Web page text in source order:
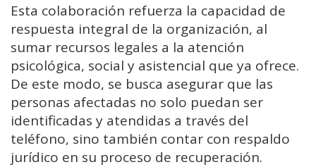
Esta colaboración refuerza la capacidad de
respuesta integral de la organización, al
sumar recursos legales a la atención
psicológica, social y asistencial que ya ofrece.
De este modo, se busca asegurar que las
personas afectadas no solo puedan ser
identificadas y atendidas a través del
teléfono, sino también contar con respaldo
jurídico en su proceso de recuperación.